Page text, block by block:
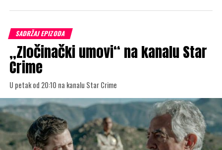
SADRŽAJ EPIZODA
„Zločinački umovi“ na kanalu Star
Crime
U petak od 20:10 na kanalu Star Crime